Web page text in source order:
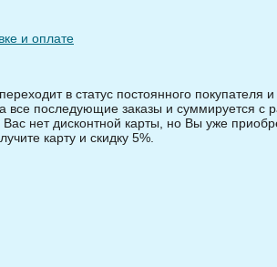
и оплате
в статус постоянного покупателя
все последующие заказы и суммируется с
нет дисконтной карты, но Вы уже
карту и скидку 5%.